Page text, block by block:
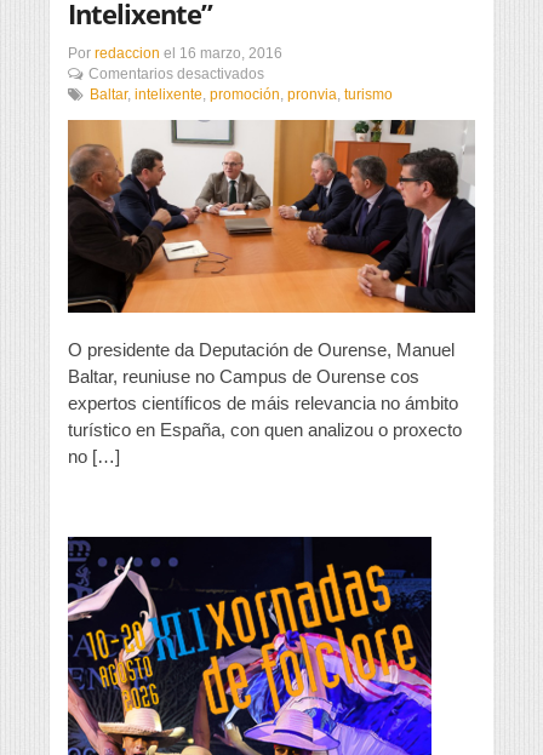
Intelixente”
Por redaccion el 16 marzo, 2016
Comentarios desactivadosen
A
que
nosa
provincia
sexa
recoñecida
Intelixente”
Baltar, intelixente, promoción, pronvia, turismo
O presidente da Deputación de Ourense, Manuel
Baltar, reuniuse no Campus de Ourense cos
expertos científicos de máis relevancia no ámbito
turístico en España, con quen analizou o proxecto
no […]